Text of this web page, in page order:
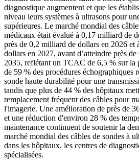
diagnostique augmentent et que les
niveau leurs systèmes à ultrasons pour
supérieures. Le marché mondial des
médicaux était évalué à 0,17 milliard de
près de 0,2 milliard de dollars en 2026
dollars en 2027, avant d’atteindre près
2035, reflétant un TCAC de 6,5 % sur la
de 59 % des procédures échographiques
sonde haute durabilité pour une
tandis que plus de 44 % des hôpitaux
remplacement fréquent des câbles pour
l'imagerie. Une amélioration de près de
et une réduction d'environ 28 % des
maintenance continuent de soutenir la
marché mondial des câbles de sondes à
dans les hôpitaux, les centres de
spécialisées.